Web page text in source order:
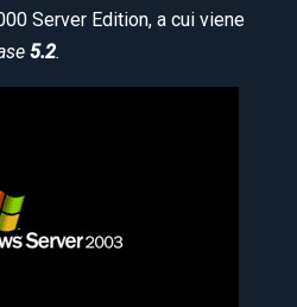
Server Edition, a cui viene
5.2.